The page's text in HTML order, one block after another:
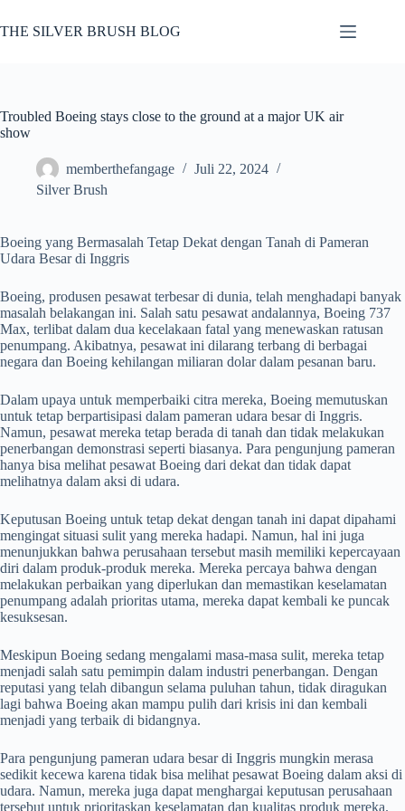
to
content
THE SILVER BRUSH BLOG
Troubled Boeing stays close to the ground at a major UK air
show
memberthefangage
Juli 22, 2024
Silver Brush
Boeing yang Bermasalah Tetap Dekat dengan Tanah di Pameran
Udara Besar di Inggris
Boeing, produsen pesawat terbesar di dunia, telah menghadapi banyak
masalah belakangan ini. Salah satu pesawat andalannya, Boeing 737
Max, terlibat dalam dua kecelakaan fatal yang menewaskan ratusan
penumpang. Akibatnya, pesawat ini dilarang terbang di berbagai
negara dan Boeing kehilangan miliaran dolar dalam pesanan baru.
Dalam upaya untuk memperbaiki citra mereka, Boeing memutuskan
untuk tetap berpartisipasi dalam pameran udara besar di Inggris.
Namun, pesawat mereka tetap berada di tanah dan tidak melakukan
penerbangan demonstrasi seperti biasanya. Para pengunjung pameran
hanya bisa melihat pesawat Boeing dari dekat dan tidak dapat
melihatnya dalam aksi di udara.
Keputusan Boeing untuk tetap dekat dengan tanah ini dapat dipahami
mengingat situasi sulit yang mereka hadapi. Namun, hal ini juga
menunjukkan bahwa perusahaan tersebut masih memiliki kepercayaan
diri dalam produk-produk mereka. Mereka percaya bahwa dengan
melakukan perbaikan yang diperlukan dan memastikan keselamatan
penumpang adalah prioritas utama, mereka dapat kembali ke puncak
kesuksesan.
Meskipun Boeing sedang mengalami masa-masa sulit, mereka tetap
menjadi salah satu pemimpin dalam industri penerbangan. Dengan
reputasi yang telah dibangun selama puluhan tahun, tidak diragukan
lagi bahwa Boeing akan mampu pulih dari krisis ini dan kembali
menjadi yang terbaik di bidangnya.
Para pengunjung pameran udara besar di Inggris mungkin merasa
sedikit kecewa karena tidak bisa melihat pesawat Boeing dalam aksi di
udara. Namun, mereka juga dapat menghargai keputusan perusahaan
tersebut untuk prioritaskan keselamatan dan kualitas produk mereka.